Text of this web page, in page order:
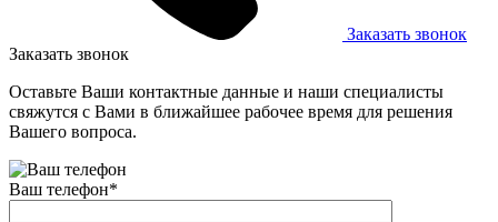
Заказать звонок
Заказать звонок
Оставьте Ваши контактные данные и наши специалисты
свяжутся с Вами в ближайшее рабочее время для решения
Вашего вопроса.
Ваш телефон*